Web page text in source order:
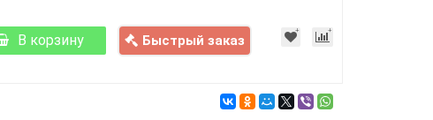
В корзину Быстрый заказ